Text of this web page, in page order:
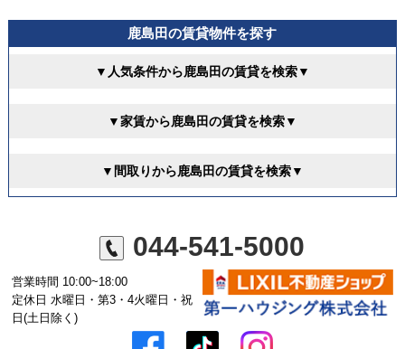
鹿島田の賃貸物件を探す
▼人気条件から鹿島田の賃貸を検索▼
▼家賃から鹿島田の賃貸を検索▼
▼間取りから鹿島田の賃貸を検索▼
044-541-5000
営業時間 10:00~18:00
定休日 水曜日・第3・4火曜日・祝
日(土日除く)